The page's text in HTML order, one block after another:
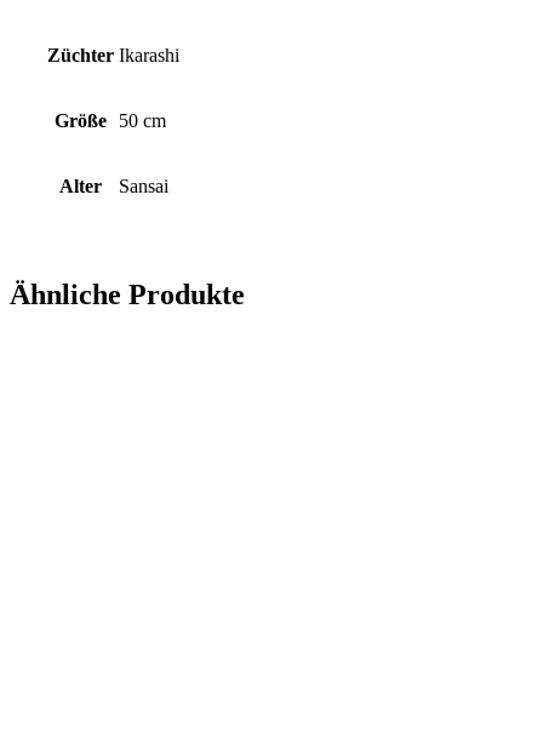
Züchter Ikarashi
Größe 50 cm
Alter Sansai
Ähnliche Produkte